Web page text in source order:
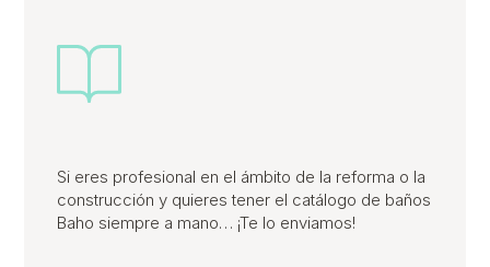
Si eres profesional en el ámbito de la reforma o la
construcción y quieres tener el catálogo de baños
Baho siempre a mano… ¡Te lo enviamos!